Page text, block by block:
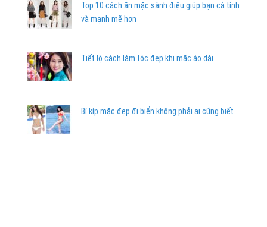
Top 10 cách ăn mặc sành điệu giúp bạn cá tính
và mạnh mẽ hơn
Tiết lộ cách làm tóc đẹp khi mặc áo dài
Bí kíp mặc đẹp đi biển không phải ai cũng biết